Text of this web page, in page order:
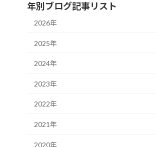
年別ブログ記事リスト
2026年
2025年
2024年
2023年
2022年
2021年
2020年